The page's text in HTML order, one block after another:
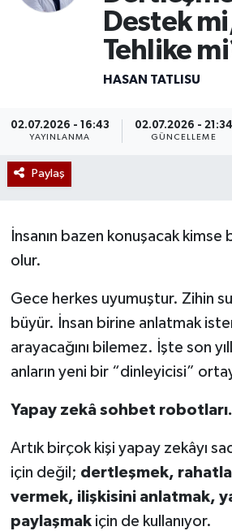
Destek
Tehlike
HASAN TATLISU
02.07.2026 - 16:43
YAYINLANMA
02.07.2026 - 21:34
GÜNCELLEME
Paylaş
İnsanın bazen konuşacak kimse
olur.
Gece herkes uyumuştur. Zihin
büyür. İnsan birine anlatmak
arayacağını bilemez. İşte son
anların yeni bir “dinleyicisi”
Yapay zekâ sohbet robotları.
Artık birçok kişi yapay zekâyı
için değil; dertleşmek,
vermek, ilişkisini anlatmak,
paylaşmakiçin de kullanıyor.